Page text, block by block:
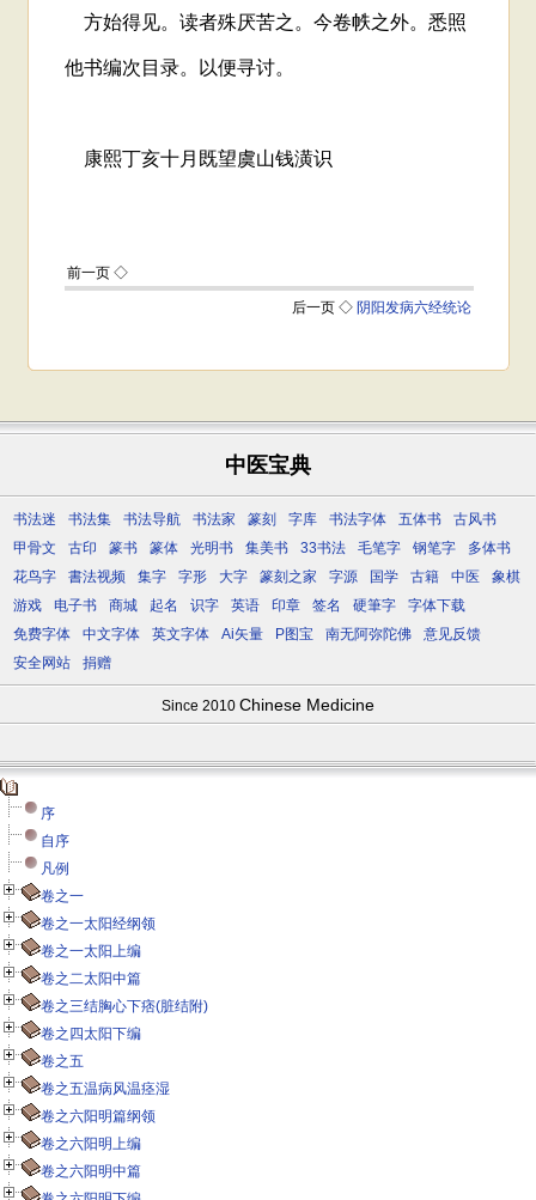
中医宝典
书法迷 书法集 书法导航 书法家 篆刻 字库 书法字体 五体书
古风书
甲骨文
古印 篆书 篆体 光明书 集美书 33书法 毛笔字 钢笔字
多体书
花鸟字
書法视频 集字 字形 大字 篆刻之家 字源 国学 古籍 中医
象棋
游戏
电子书 商城 起名 识字 英语 印章 签名 硬筆字
字体下载
免费字体
中文字体 英文字体 Ai矢量 P图宝 南无阿弥陀佛
意见反馈
安全网站
捐赠
Since 2010 Chinese Medicine
序
自序
凡例
卷之一
卷之一太阳经纲领
卷之一太阳上编
卷之二太阳中篇
卷之三结胸心下痞(脏结附)
卷之四太阳下编
卷之五
卷之五温病风温痉湿
卷之六阳明篇纲领
卷之六阳明上编
卷之六阳明中篇